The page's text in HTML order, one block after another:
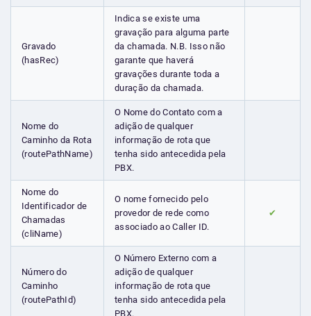
Gravado
(hasRec)
Indica se existe uma
gravação para alguma parte
da chamada. N.B. Isso não
garante que haverá
gravações durante toda a
duração da chamada.
Nome do
Caminho da Rota
(routePathName)
O Nome do Contato com a
adição de qualquer
informação de rota que
tenha sido antecedida pela
PBX.
Nome do
Identificador de
Chamadas
(cliName)
O nome fornecido pelo
provedor de rede como
associado ao Caller ID.
✔
Número do
Caminho
(routePathId)
O Número Externo com a
adição de qualquer
informação de rota que
tenha sido antecedida pela
PBX.